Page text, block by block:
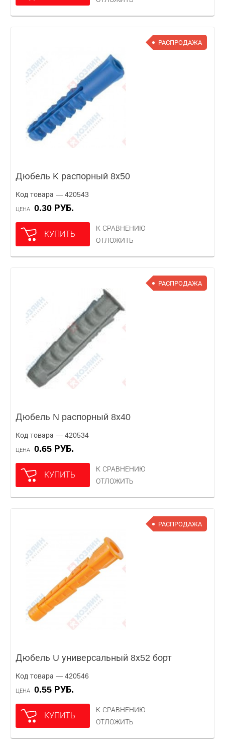
РАСПРОДАЖА
Дюбель K распорный 8х50
Код товара — 420543
ЦЕНА 0.30 РУБ.
КУПИТЬ
К СРАВНЕНИЮ
ОТЛОЖИТЬ
РАСПРОДАЖА
Дюбель N распорный 8х40
Код товара — 420534
ЦЕНА 0.65 РУБ.
КУПИТЬ
К СРАВНЕНИЮ
ОТЛОЖИТЬ
РАСПРОДАЖА
Дюбель U универсальный 8х52 борт
Код товара — 420546
ЦЕНА 0.55 РУБ.
КУПИТЬ
К СРАВНЕНИЮ
ОТЛОЖИТЬ